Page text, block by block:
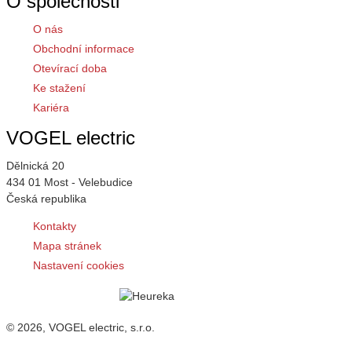
O nás
Obchodní informace
Otevírací doba
Ke stažení
Kariéra
VOGEL electric
Dělnická 20
434 01 Most - Velebudice
Česká republika
Kontakty
Mapa stránek
Nastavení cookies
© 2026, VOGEL electric, s.r.o.